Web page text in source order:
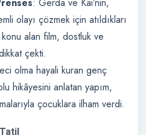
: Gerda ve Kai’nin,
olayı çözmek için atıldıkları
alan film, dostluk ve
çekti.
olma hayali kuran genç
hikâyesini anlatan yapım,
çocuklara ilham verdi.